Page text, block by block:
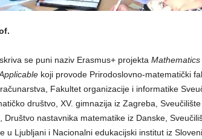
se puni naziv Erasmus+ projektaMathematics
koji provode Prirodoslovno-matematički
Fakultet organizacije i informatike
društvo, XV. gimnazija iz Zagreba, Sveučilište
Društvo nastavnika matematike iz Danske,
u Ljubljani i Nacionalni edukacijski institut iz